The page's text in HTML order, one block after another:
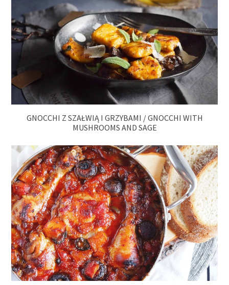
GNOCCHI Z SZAŁWIĄ I GRZYBAMI / GNOCCHI WITH
MUSHROOMS AND SAGE